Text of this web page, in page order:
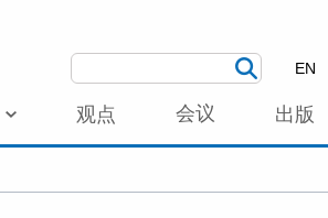
EN
观点 会议 出版